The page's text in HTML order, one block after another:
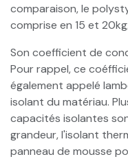
comparaison, le
comprise en 15 et
Son coefficient de
Pour rappel, ce
également appelé
isolant du matériau.
capacités isolantes
grandeur, l'isolant
panneau de mousse